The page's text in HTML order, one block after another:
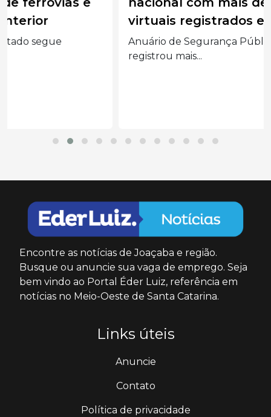
virtuais registrados em 2025
Anuário de Segurança Pública aponta que SC
Encontre as notícias de Joaçaba e região.
Busque ou anuncie sua vaga de emprego. Seja
bem vindo ao Portal Éder Luiz, referência em
notícias no Meio-Oeste de Santa Catarina.
Links úteis
Anuncie
Contato
Política de privacidade